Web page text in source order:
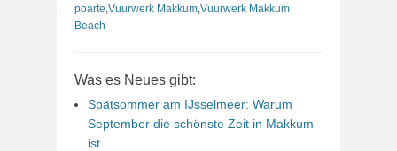
poarte Vuurwerk Makkum Vuurwerk Makkum
Beach
Was es Neues gibt:
Spätsommer am IJsselmeer: Warum
September die schönste Zeit in Makkum
ist